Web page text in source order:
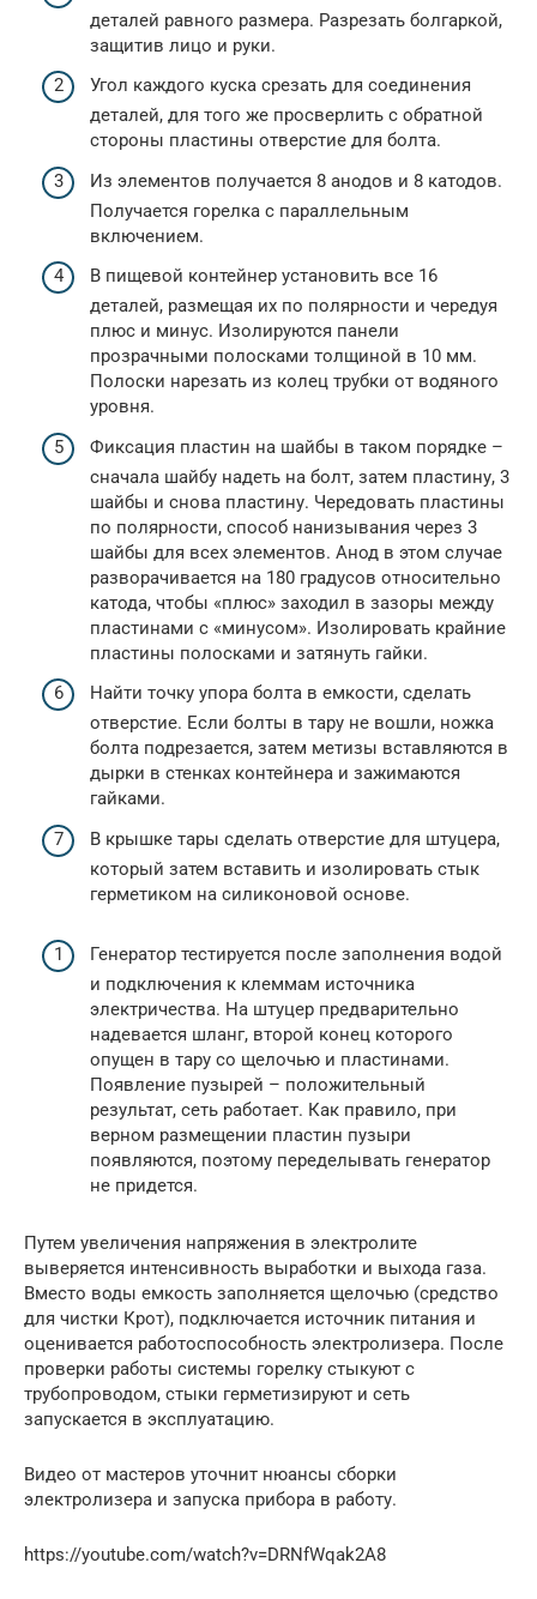
деталей равного размера. Разрезать болгаркой,
защитив лицо и руки.
Угол каждого куска срезать для соединения
деталей, для того же просверлить с обратной
стороны пластины отверстие для болта.
Из элементов получается 8 анодов и 8 катодов.
Получается горелка с параллельным
включением.
В пищевой контейнер установить все 16
деталей, размещая их по полярности и чередуя
плюс и минус. Изолируются панели
прозрачными полосками толщиной в 10 мм.
Полоски нарезать из колец трубки от водяного
уровня.
Фиксация пластин на шайбы в таком порядке –
сначала шайбу надеть на болт, затем пластину, 3
шайбы и снова пластину. Чередовать пластины
по полярности, способ нанизывания через 3
шайбы для всех элементов. Анод в этом случае
разворачивается на 180 градусов относительно
катода, чтобы «плюс» заходил в зазоры между
пластинами с «минусом». Изолировать крайние
пластины полосками и затянуть гайки.
Найти точку упора болта в емкости, сделать
отверстие. Если болты в тару не вошли, ножка
болта подрезается, затем метизы вставляются в
дырки в стенках контейнера и зажимаются
гайками.
В крышке тары сделать отверстие для штуцера,
который затем вставить и изолировать стык
герметиком на силиконовой основе.
Генератор тестируется после заполнения водой
и подключения к клеммам источника
электричества. На штуцер предварительно
надевается шланг, второй конец которого
опущен в тару со щелочью и пластинами.
Появление пузырей – положительный
результат, сеть работает. Как правило, при
верном размещении пластин пузыри
появляются, поэтому переделывать генератор
не придется.
Путем увеличения напряжения в электролите
выверяется интенсивность выработки и выхода газа.
Вместо воды емкость заполняется щелочью (средство
для чистки Крот), подключается источник питания и
оценивается работоспособность электролизера. После
проверки работы системы горелку стыкуют с
трубопроводом, стыки герметизируют и сеть
запускается в эксплуатацию.
Видео от мастеров уточнит нюансы сборки
электролизера и запуска прибора в работу.
https://youtube.com/watch?v=DRNfWqak2A8